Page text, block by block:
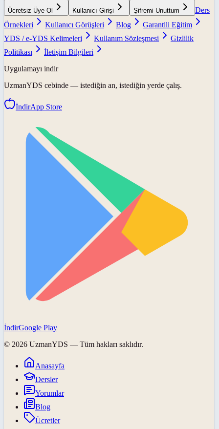
Ücretsiz Üye Ol Kullanıcı Girişi Şifremi Unuttum
Ders
Örnekleri
Kullanıcı Görüşleri Blog
Garantili Eğitim
YDS / e-YDS Kelimeleri
Kullanım Sözleşmesi
Gizlilik
Politikası
İletişim Bilgileri
Uygulamayı indir
UzmanYDS cebinde — istediğin an, istediğin yerde çalış.
İndirApp Store
İndirGoogle Play
© 2026 UzmanYDS — Tüm hakları saklıdır.
Anasayfa
Dersler
Yorumlar
Blog
Ücretler